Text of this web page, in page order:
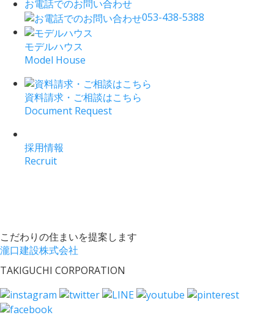
お電話でのお問い合わせ
053-438-5388
モデルハウス
Model House
資料請求・ご相談はこちら
Document Request
採用情報
Recruit
こだわりの住まいを提案します
瀧口建設株式会社
TAKIGUCHI CORPORATION